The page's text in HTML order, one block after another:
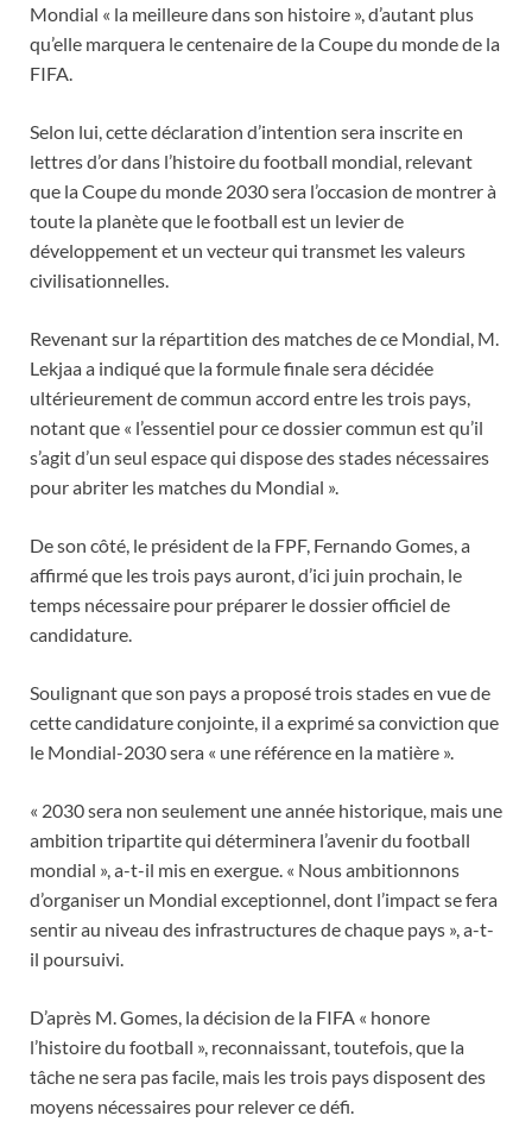
Mondial « la meilleure dans son histoire », d’autant plus
qu’elle marquera le centenaire de la Coupe du monde de la
FIFA.
Selon lui, cette déclaration d’intention sera inscrite en
lettres d’or dans l’histoire du football mondial, relevant
que la Coupe du monde 2030 sera l’occasion de montrer à
toute la planète que le football est un levier de
développement et un vecteur qui transmet les valeurs
civilisationnelles.
Revenant sur la répartition des matches de ce Mondial, M.
Lekjaa a indiqué que la formule finale sera décidée
ultérieurement de commun accord entre les trois pays,
notant que « l’essentiel pour ce dossier commun est qu’il
s’agit d’un seul espace qui dispose des stades nécessaires
pour abriter les matches du Mondial ».
De son côté, le président de la FPF, Fernando Gomes, a
affirmé que les trois pays auront, d’ici juin prochain, le
temps nécessaire pour préparer le dossier officiel de
candidature.
Soulignant que son pays a proposé trois stades en vue de
cette candidature conjointe, il a exprimé sa conviction que
le Mondial-2030 sera « une référence en la matière ».
« 2030 sera non seulement une année historique, mais une
ambition tripartite qui déterminera l’avenir du football
mondial », a-t-il mis en exergue. « Nous ambitionnons
d’organiser un Mondial exceptionnel, dont l’impact se fera
sentir au niveau des infrastructures de chaque pays », a-t-
il poursuivi.
D’après M. Gomes, la décision de la FIFA « honore
l’histoire du football », reconnaissant, toutefois, que la
tâche ne sera pas facile, mais les trois pays disposent des
moyens nécessaires pour relever ce défi.